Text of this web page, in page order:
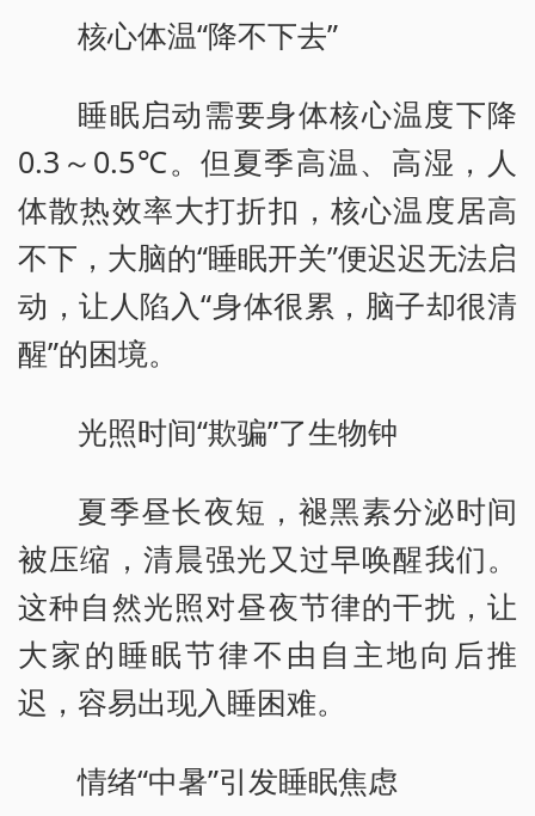
核心体温“降不下去”
睡眠启动需要身体核心温度下降
0.3～0.5℃。但夏季高温、高湿，人
体散热效率大打折扣，核心温度居高
不下，大脑的“睡眠开关”便迟迟无法启
动，让人陷入“身体很累，脑子却很清
醒”的困境。
光照时间“欺骗”了生物钟
夏季昼长夜短，褪黑素分泌时间
被压缩，清晨强光又过早唤醒我们。
这种自然光照对昼夜节律的干扰，让
大家的睡眠节律不由自主地向后推
迟，容易出现入睡困难。
情绪“中暑”引发睡眠焦虑